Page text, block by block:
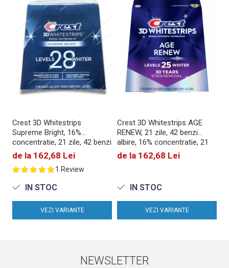
Crest 3D Whitestrips
Supreme Bright, 16%
concentratie, 21 zile, 42 benzi
albire, nivel albire 24, aplicare
60 min, benzi crest
de la 162,68 Lei
1 Review
IN STOC
VEZI VARIANTE
Crest 3D Whitestrips AGE
RENEW, 21 zile, 42 benzi
albire, 16% concentratie, 21
zile, 42 benzi albire, nivel
albire 25, aplicare 60 min,
de la 162,68 Lei
IN STOC
VEZI VARIANTE
NEWSLETTER